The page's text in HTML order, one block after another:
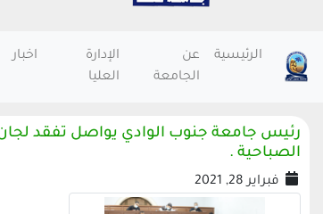
الرئيسية
عن
الجامعة
الإدارة
العليا
اخبار
الصباحية .
فبراير 28, 2021